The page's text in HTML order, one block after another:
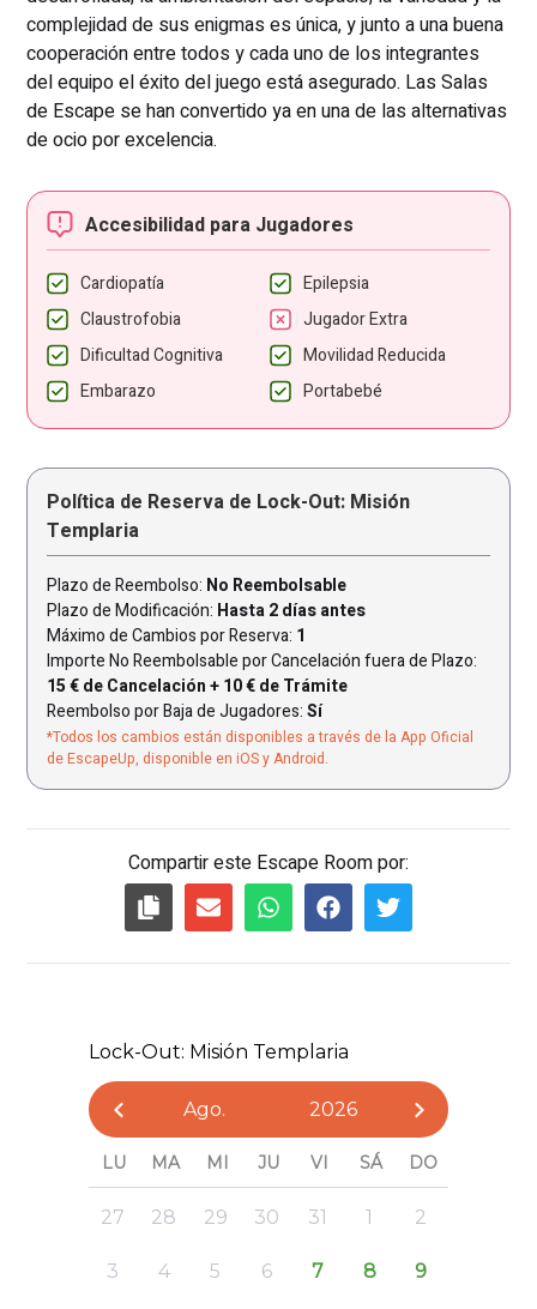
complejidad de sus enigmas es única, y junto a una buena
cooperación entre todos y cada uno de los integrantes
del equipo el éxito del juego está asegurado. Las Salas
de Escape se han convertido ya en una de las alternativas
de ocio por excelencia.
Accesibilidad para Jugadores
Cardiopatía
Epilepsia
Claustrofobia
Jugador Extra
Dificultad Cognitiva
Movilidad Reducida
Embarazo
Portabebé
Política de Reserva de Lock-Out: Misión
Templaria
Plazo de Reembolso: No Reembolsable
Plazo de Modificación: Hasta 2 días antes
Máximo de Cambios por Reserva: 1
Importe No Reembolsable por Cancelación fuera de Plazo:
15 € de Cancelación + 10 € de Trámite
Reembolso por Baja de Jugadores: Sí
*Todos los cambios están disponibles a través de la App Oficial
de EscapeUp, disponible en iOS y Android.
Compartir este Escape Room por: